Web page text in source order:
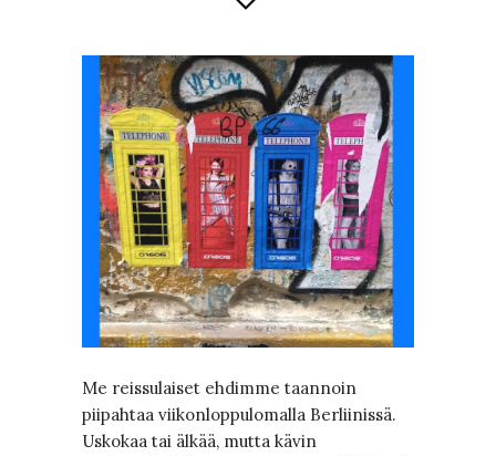
Me reissulaiset ehdimme taannoin
piipahtaa viikonloppulomalla Berliinissä.
Uskokaa tai älkää, mutta kävin